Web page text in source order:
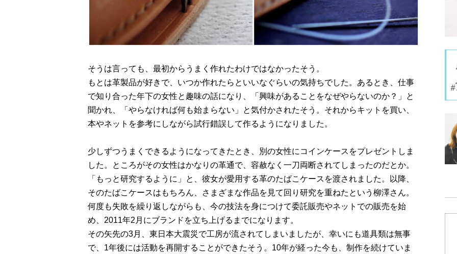
そうは言っても、最初からうまく作れたわけではなかったそう。
もとは革製品が好きで、いつか作れたらといいなぐらいの気持ちでした。あるとき、仕事
で知り合った年下の女性と趣味の話になり、「興味があることをなぜやらないのか？」と
聞かれ、「やらなければ何も始まらない」と気付かされたそう。それからキットを買い、
本やネットを参考にしながら試行錯誤して作るようになりました。
少しずつうまくできるようになってきたとき、別の女性にコインケースをプレゼントしま
した。ところがその女性はかなりの革通で、容赦なく一刀両断されてしまったのだとか。
「もっと研究するように」と、彼女が愛用する革のたばこケースを渡されました。以降、
そのたばこケースはもちろん、さまざまな作品を見て回り研究を重ねたという柳澤さん。
何度も失敗を繰り返しながらも、今の技法を身につけて委託販売やネットでの販売を始
め、2011年2月にブランドを立ち上げるまでになります。
その矢先の3月、東日本大震災で工房が流されてしまいましたが、幸いにも道具類は無事
で、1年後には活動を再開することができたそう。10年が経った今も、制作を続けていま